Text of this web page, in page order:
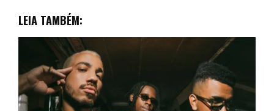
LEIA TAMBÉM: